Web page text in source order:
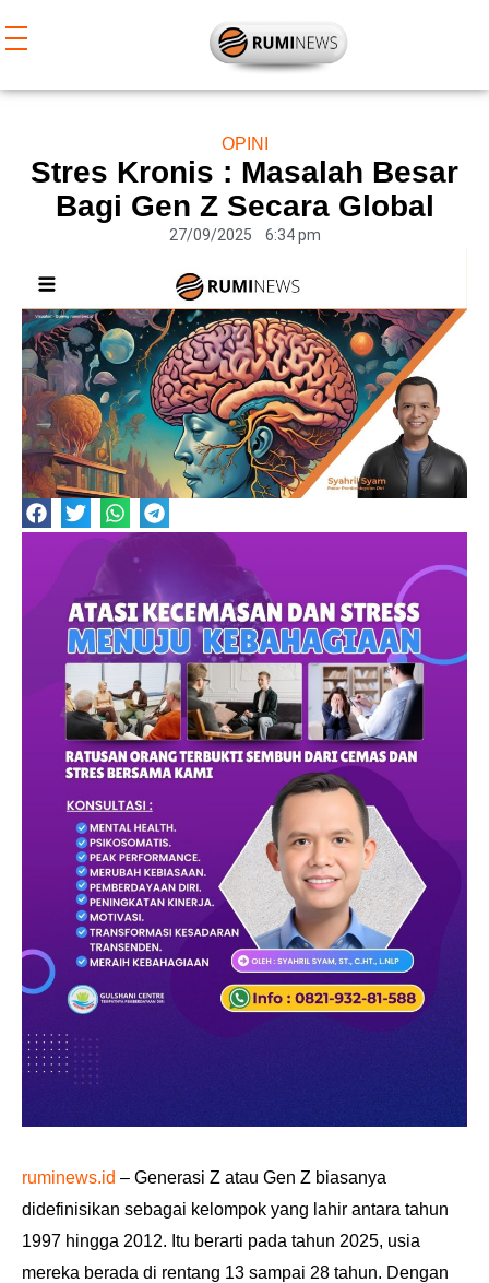
ke
OPINI
Stres Kronis : Masalah Besar
Bagi Gen Z Secara Global
27/09/2025 6:34 pm
ruminews.id – Generasi Z atau Gen Z biasanya
didefinisikan sebagai kelompok yang lahir antara tahun
1997 hingga 2012. Itu berarti pada tahun 2025, usia
mereka berada di rentang 13 sampai 28 tahun. Dengan